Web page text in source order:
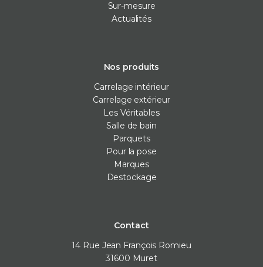
Sur-mesure
Actualités
Nos produits
Carrelage intérieur
Carrelage extérieur
Les Véritables
Salle de bain
Parquets
Pour la pose
Marques
Destockage
Contact
14 Rue Jean François Romieu
31600 Muret